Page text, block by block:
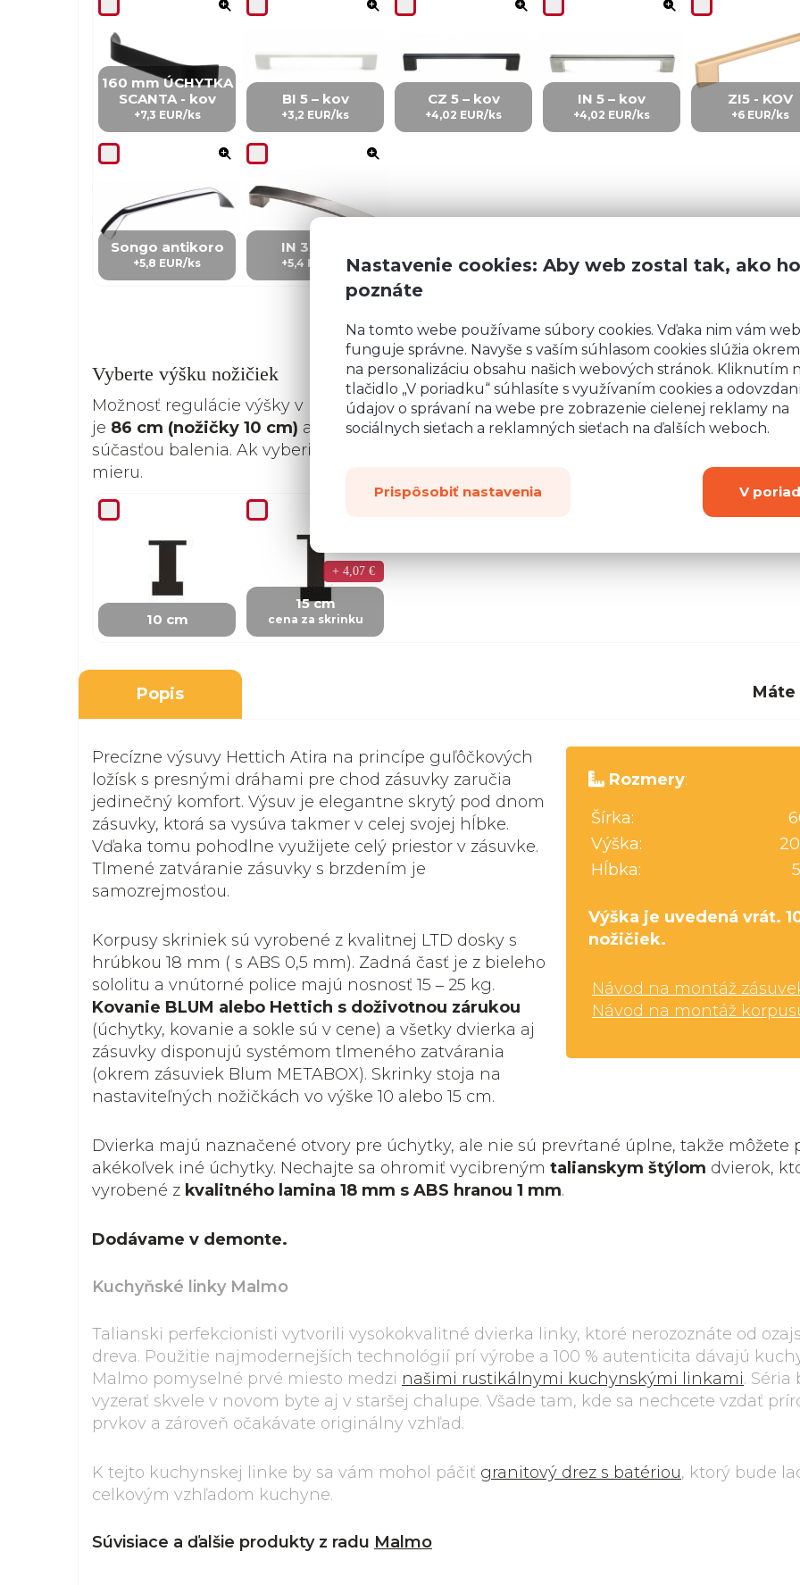
160 mm ÚCHYTKA
SCANTA - kov
+7,3 EUR/ks
BI 5 – kov
+3,2 EUR/ks
CZ 5 – kov
+4,02 EUR/ks
IN 5 – kov
+4,02 EUR/ks
ZI5 - KOV
+6 EUR/ks
Songo antikoro
+5,8 EUR/ks
IN 3 – kov
+5,4 EUR/Ks
Vyberte výšku nožičiek
Možnosť regulácie výšky v prípade nerovnej podlahy.Výška kuchynes pracovnou
je 86 cm (nožičky 10 cm) alebo91 cm (nožičky 15 cm). Sokle 10 cm na zakrytie
súčasťou balenia. Ak vyberiete nožičky 15 cm, budeme vás kontaktovať kvôli výrobe
mieru.
10 cm
15 cm
cena za skrinku
+ 4,07 €
Popis
Rozmery:
Šírka:
Výška:
Hĺbka:
Výška je uvedená vrát.
nožičiek.
Návod na montáž
Návod na montáž
Precízne výsuvy Hettich Atira na princípe guľôčkových
ložísk s presnými dráhami pre chod zásuvky zaručia
jedinečný komfort. Výsuv je elegantne skrytý pod dnom
zásuvky, ktorá sa vysúva takmer v celej svojej hĺbke.
Vďaka tomu pohodlne využijete celý priestor v zásuvke.
Tlmené zatváranie zásuvky s brzdením je
samozrejmosťou.
Korpusy skriniek sú vyrobené z kvalitnej LTD dosky s
hrúbkou 18 mm ( s ABS 0,5 mm). Zadná časť je z bieleho
sololitu a vnútorné police majú nosnosť 15 ‒ 25 kg.
Kovanie BLUM alebo Hettich s doživotnou zárukou
(úchytky, kovanie a sokle sú v cene) a všetky dvierka aj
zásuvky disponujú systémom tlmeného zatvárania
(okrem zásuviek Blum METABOX). Skrinky stoja na
nastaviteľných nožičkách vo výške 10 alebo 15 cm.
Dvierka majú naznačené otvory pre úchytky, ale nie sú prevŕtané úplne, takže môžete
akékoľvek iné úchytky. Nechajte sa ohromiť vycibreným talianskym štýlom dvierok,
vyrobené z kvalitného lamina 18 mm s ABS hranou 1 mm.
Dodávame v demonte.
Kuchyňské linky Malmo
Talianski perfekcionisti vytvorili vysokokvalitné dvierka linky, ktoré nerozoznáte od
dreva. Použitie najmodernejších technológií prí výrobe a 100 % autenticita dávajú
Malmo pomyselné prvé miesto medzi našimi rustikálnymi kuchynskými linkami. Séria
vyzerať skvele v novom byte aj v staršej chalupe. Všade tam, kde sa nechcete vzdať
prvkov a zároveň očakávate originálny vzhľad.
K tejto kuchynskej linke by sa vám mohol páčiť granitový drez s batériou, ktorý bude
celkovým vzhľadom kuchyne.
Súvisiace a ďalšie produkty z radu Malmo
Nastavenie cookies: Aby web zostal tak, ako ho
poznáte
Na tomto webe používame súbory cookies. Vďaka nim vám web
funguje správne. Navyše s vaším súhlasom cookies slúžia
na personalizáciu obsahu našich webových stránok. Kliknutím
tlačidlo „V poriadku“ súhlasíte s využívaním cookies a
údajov o správaní na webe pre zobrazenie cielenej reklamy na
sociálnych sieťach a reklamných sieťach na ďalších weboch.
Prispôsobiť nastavenia V